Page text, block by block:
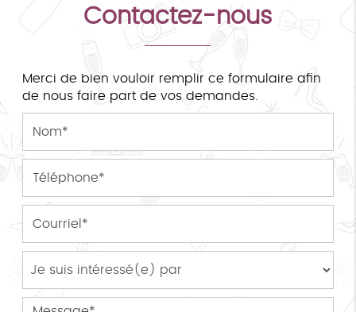
Contactez-nous
Merci de bien vouloir remplir ce formulaire afin
de nous faire part de vos demandes.